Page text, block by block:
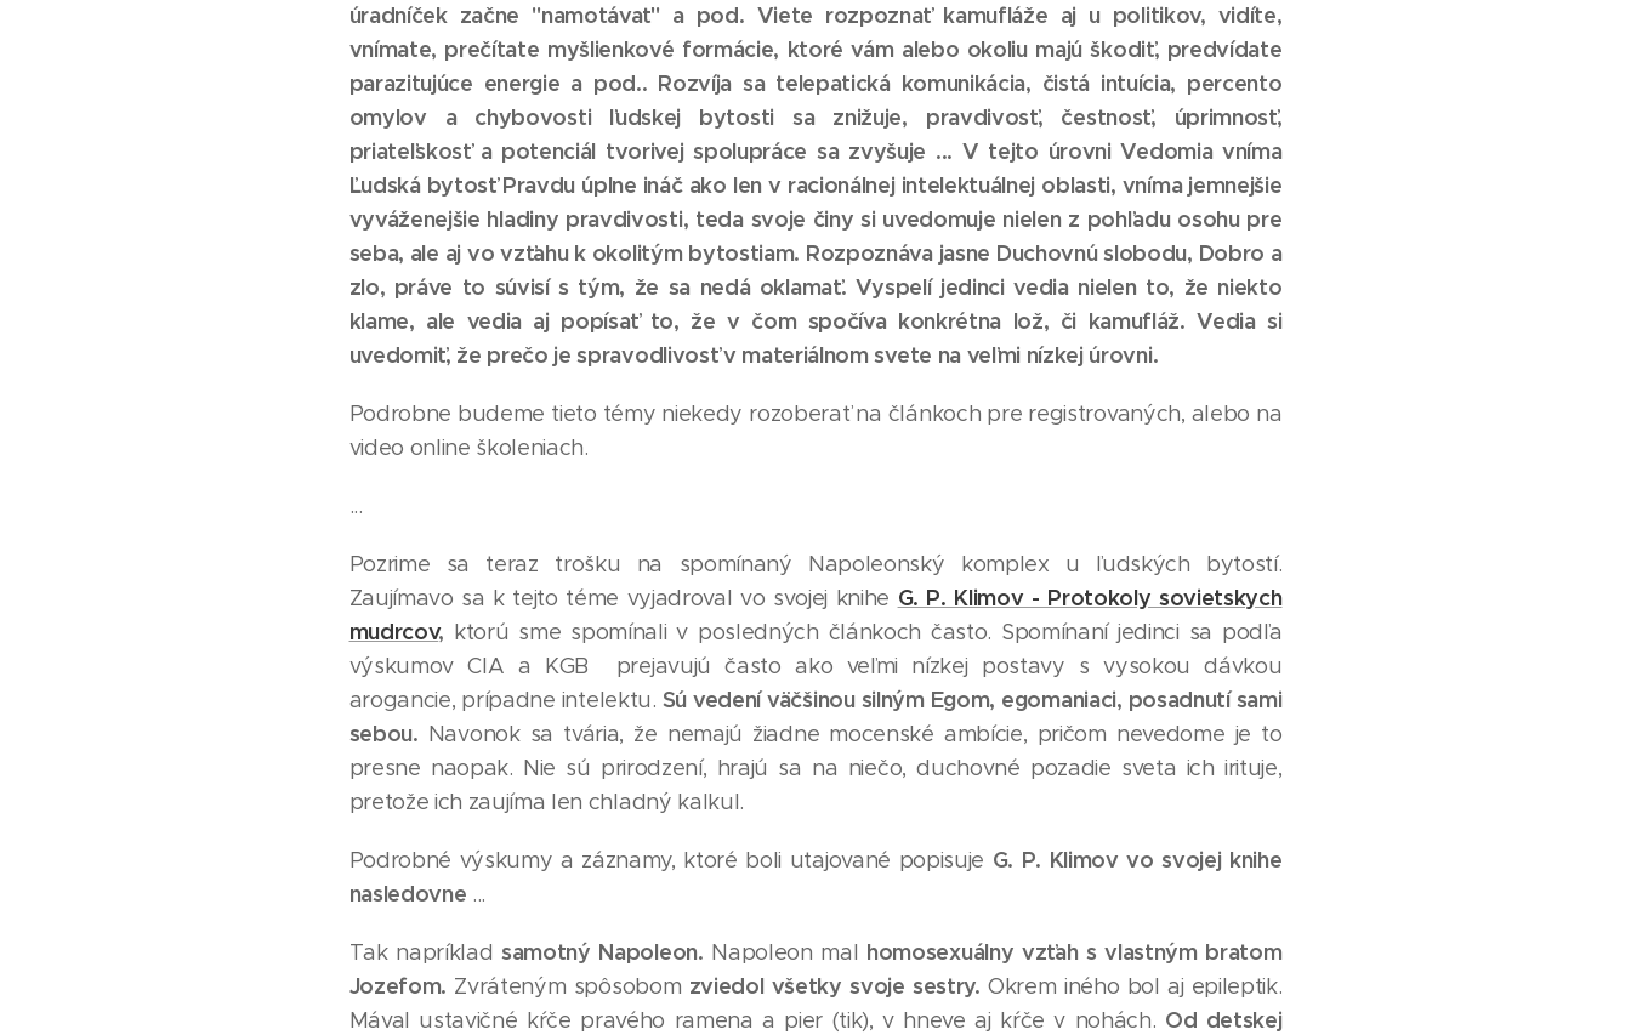
úradníček začne "namotávať" a pod. Viete rozpoznať kamufláže aj u politikov, vidíte,
vnímate, prečítate myšlienkové formácie, ktoré vám alebo okoliu majú škodiť, predvídate
parazitujúce energie a pod.. Rozvíja sa telepatická komunikácia, čistá intuícia, percento
omylov a chybovosti ľudskej bytosti sa znižuje, pravdivosť, čestnosť, úprimnosť,
priateľskosť a potenciál tvorivej spolupráce sa zvyšuje ... V tejto úrovni Vedomia vníma
Ľudská bytosť Pravdu úplne ináč ako len v racionálnej intelektuálnej oblasti, vníma jemnejšie
vyváženejšie hladiny pravdivosti, teda svoje činy si uvedomuje nielen z pohľadu osohu pre
seba, ale aj vo vzťahu k okolitým bytostiam. Rozpoznáva jasne Duchovnú slobodu, Dobro a
zlo, práve to súvisí s tým, že sa nedá oklamať. Vyspelí jedinci vedia nielen to, že niekto
klame, ale vedia aj popísať to, že v čom spočíva konkrétna lož, či kamufláž. Vedia si
uvedomiť, že prečo je spravodlivosť v materiálnom svete na veľmi nízkej úrovni.
Podrobne budeme tieto témy niekedy rozoberať na článkoch pre registrovaných, alebo na
video online školeniach.
...
Pozrime sa teraz trošku na spomínaný Napoleonský komplex u ľudských bytostí.
Zaujímavo sa k tejto téme vyjadroval vo svojej knihe G. P. Klimov - Protokoly sovietskych
mudrcov, ktorú sme spomínali v posledných článkoch často. Spomínaní jedinci sa podľa
výskumov CIA a KGB prejavujú často ako veľmi nízkej postavy s vysokou dávkou
arogancie, prípadne intelektu. Sú vedení väčšinou silným Egom, egomaniaci, posadnutí sami
sebou. Navonok sa tvária, že nemajú žiadne mocenské ambície, pričom nevedome je to
presne naopak. Nie sú prirodzení, hrajú sa na niečo, duchovné pozadie sveta ich irituje,
pretože ich zaujíma len chladný kalkul.
Podrobné výskumy a záznamy, ktoré boli utajované popisuje G. P. Klimov vo svojej knihe
nasledovne ...
Tak napríklad samotný Napoleon. Napoleon mal homosexuálny vzťah s vlastným bratom
Jozefom. Zvráteným spôsobom zviedol všetky svoje sestry. Okrem iného bol aj epileptik.
Mával ustavičné kŕče pravého ramena a pier (tik), v hneve aj kŕče v nohách. Od detskej